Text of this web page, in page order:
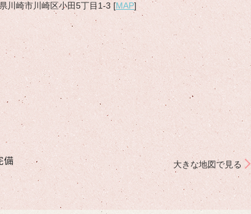
川崎市川崎区小田5丁目1-3 [MAP]
備 大きな地図で見る